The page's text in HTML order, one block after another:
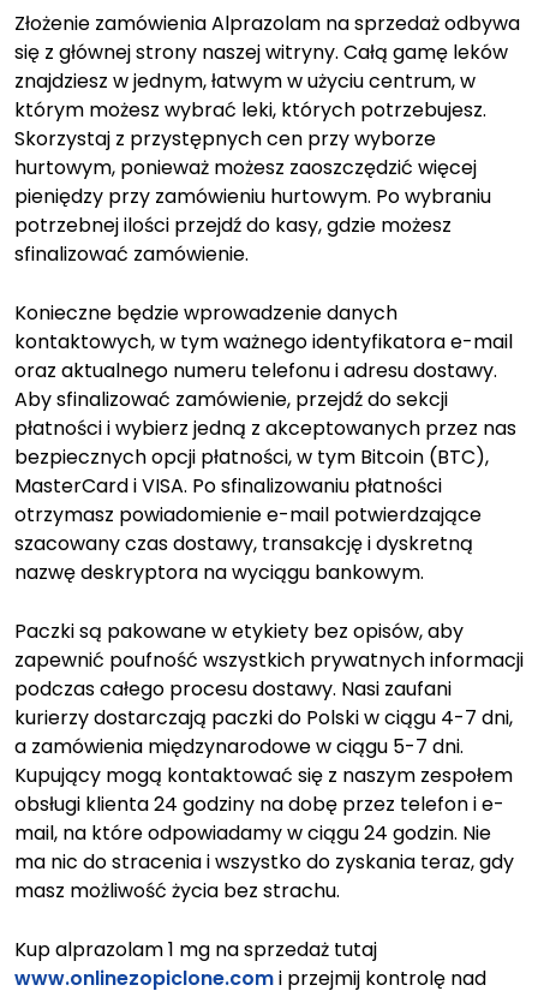
Złożenie zamówienia Alprazolam na sprzedaż odbywa
się z głównej strony naszej witryny. Całą gamę leków
znajdziesz w jednym, łatwym w użyciu centrum, w
którym możesz wybrać leki, których potrzebujesz.
Skorzystaj z przystępnych cen przy wyborze
hurtowym, ponieważ możesz zaoszczędzić więcej
pieniędzy przy zamówieniu hurtowym. Po wybraniu
potrzebnej ilości przejdź do kasy, gdzie możesz
sfinalizować zamówienie.
Konieczne będzie wprowadzenie danych
kontaktowych, w tym ważnego identyfikatora e-mail
oraz aktualnego numeru telefonu i adresu dostawy.
Aby sfinalizować zamówienie, przejdź do sekcji
płatności i wybierz jedną z akceptowanych przez nas
bezpiecznych opcji płatności, w tym Bitcoin (BTC),
MasterCard i VISA. Po sfinalizowaniu płatności
otrzymasz powiadomienie e-mail potwierdzające
szacowany czas dostawy, transakcję i dyskretną
nazwę deskryptora na wyciągu bankowym.
Paczki są pakowane w etykiety bez opisów, aby
zapewnić poufność wszystkich prywatnych informacji
podczas całego procesu dostawy. Nasi zaufani
kurierzy dostarczają paczki do Polski w ciągu 4-7 dni,
a zamówienia międzynarodowe w ciągu 5-7 dni.
Kupujący mogą kontaktować się z naszym zespołem
obsługi klienta 24 godziny na dobę przez telefon i e-
mail, na które odpowiadamy w ciągu 24 godzin. Nie
ma nic do stracenia i wszystko do zyskania teraz, gdy
masz możliwość życia bez strachu.
Kup alprazolam 1 mg na sprzedaż tutaj
www.onlinezopiclone.comi przejmij kontrolę nad